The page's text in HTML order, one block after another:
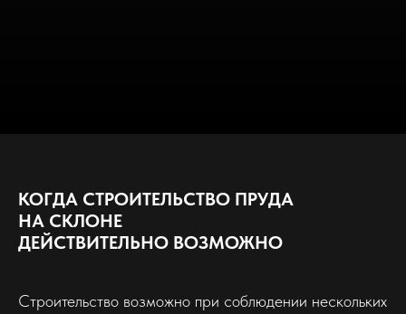
КОГДА СТРОИТЕЛЬСТВО ПРУДА
НА СКЛОНЕ
ДЕЙСТВИТЕЛЬНО ВОЗМОЖНО
Строительство возможно при соблюдении нескольких